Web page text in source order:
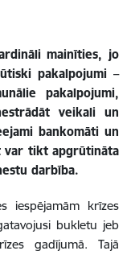
mainīties, jo
pakalpojumi –
pakalpojumi,
veikali un
bankomāti un
var tikt apgrūtināta
darbība.
iespējamām krīzes
bukletu jeb
gadījumā. Tajā